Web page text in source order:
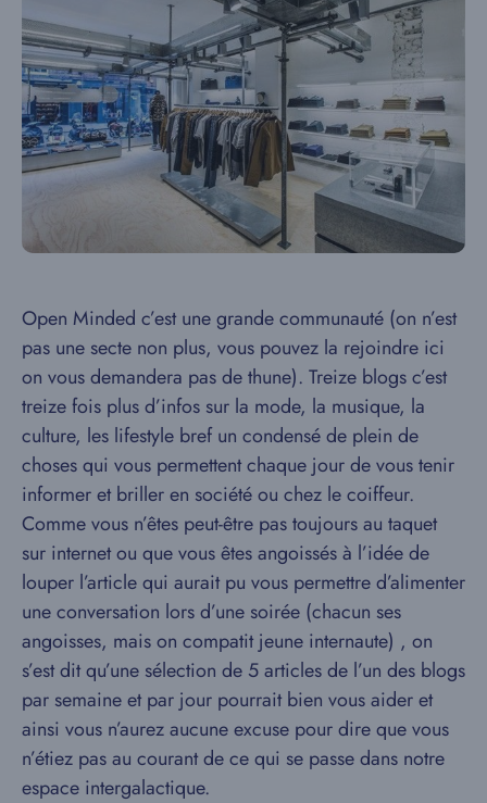
Open Minded c’est une grande communauté (on n’est
pas une secte non plus, vous pouvez la rejoindre ici
on vous demandera pas de thune). Treize blogs c’est
treize fois plus d’infos sur la mode, la musique, la
culture, les lifestyle bref un condensé de plein de
choses qui vous permettent chaque jour de vous tenir
informer et briller en société ou chez le coiffeur.
Comme vous n’êtes peut-être pas toujours au taquet
sur internet ou que vous êtes angoissés à l’idée de
louper l’article qui aurait pu vous permettre d’alimenter
une conversation lors d’une soirée (chacun ses
angoisses, mais on compatit jeune internaute) , on
s’est dit qu’une sélection de 5 articles de l’un des blogs
par semaine et par jour pourrait bien vous aider et
ainsi vous n’aurez aucune excuse pour dire que vous
n’étiez pas au courant de ce qui se passe dans notre
espace intergalactique.